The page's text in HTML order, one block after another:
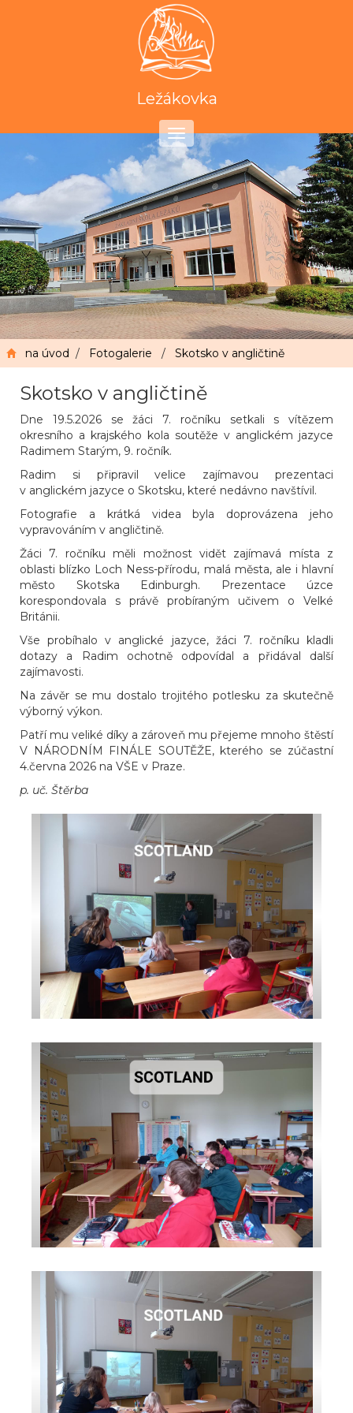
Ležákovka
Toggle
navigation
na úvod / Fotogalerie / Skotsko v angličtině
Skotsko v angličtině
Dne 19.5.2026 se žáci 7. ročníku setkali s vítězem
okresního a krajského kola soutěže v anglickém jazyce
Radimem Starým, 9. ročník.
Radim si připravil velice zajímavou prezentaci
v anglickém jazyce o Skotsku, které nedávno navštívil.
Fotografie a krátká videa byla doprovázena jeho
vypravováním v angličtině.
Žáci 7. ročníku měli možnost vidět zajímavá místa z
oblasti blízko Loch Ness-přírodu, malá města, ale i hlavní
město Skotska Edinburgh. Prezentace úzce
korespondovala s právě probíraným učivem o Velké
Británii.
Vše probíhalo v anglické jazyce, žáci 7. ročníku kladli
dotazy a Radim ochotně odpovídal a přidával další
zajímavosti.
Na závěr se mu dostalo trojitého potlesku za skutečně
výborný výkon.
Patří mu veliké díky a zároveň mu přejeme mnoho štěstí
V NÁRODNÍM FINÁLE SOUTĚŽE, kterého se zúčastní
4.června 2026 na VŠE v Praze.
p. uč. Štěrba